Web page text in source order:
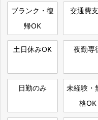
ブランク・復
帰OK
交通費
土日休みOK 夜勤専
日勤のみ
未経験・
格OK